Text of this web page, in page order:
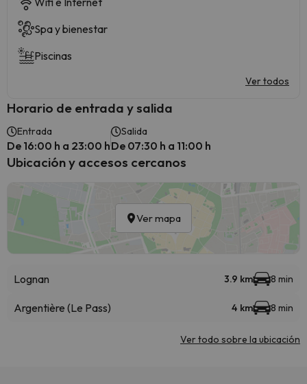
Spa y bienestar
Piscinas
Ver todos
Horario de entrada y salida
Entrada
De 16:00 h a 23:00 h
Salida
De 07:30 h a 11:00 h
Ubicación y accesos cercanos
Ver mapa
Lognan 3.9 km 8 min
Argentière (Le Pass) 4 km 8 min
Ver todo sobre la ubicación